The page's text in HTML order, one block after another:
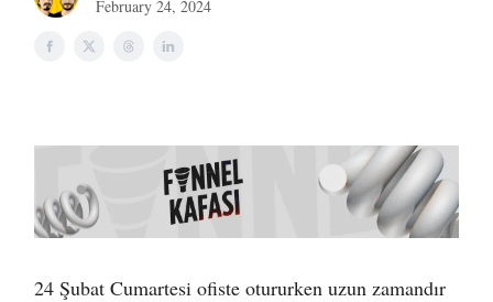
February 24, 2024
24 Şubat Cumartesi ofiste otururken uzun zamandır